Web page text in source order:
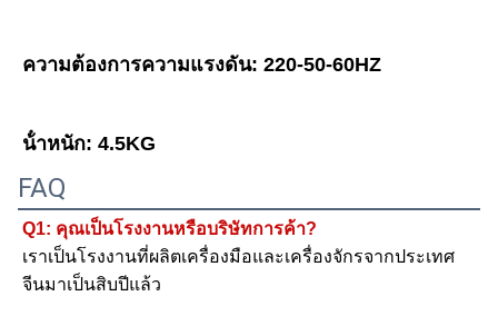
ความต้องการความแรงดัน: 220-50-60HZ
น้ําหนัก: 4.5KG
FAQ
Q1: คุณเป็นโรงงานหรือบริษัทการค้า?
เราเป็นโรงงานที่ผลิตเครื่องมือและเครื่องจักรจากประเทศ
จีนมาเป็นสิบปีแล้ว